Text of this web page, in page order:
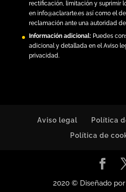
rectificación, limitación y suprimir
en info@aclararte.esasí como el
reclamación ante una autoridad
Información adicional:Puedes
adicional y detallada en el Aviso
privacidad .
Aviso legal
Política
Política de
2020 © Diseñado